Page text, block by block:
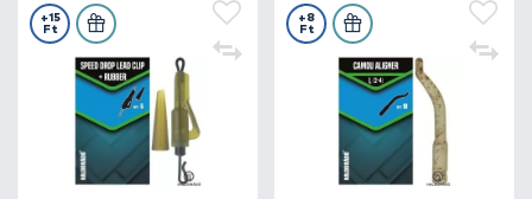
+15
Ft
+8
Ft